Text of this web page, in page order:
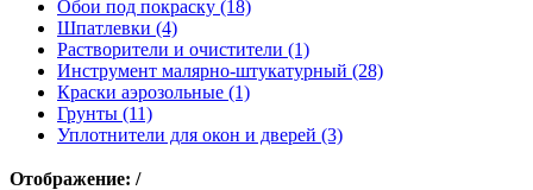
Обои под покраску (18)
Шпатлевки (4)
Растворители и очистители (1)
Инструмент малярно-штукатурный (28)
Краски аэрозольные (1)
Грунты (11)
Уплотнители для окон и дверей (3)
Отображение: /